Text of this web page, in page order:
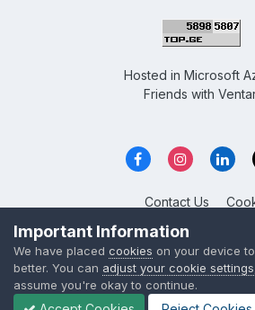
Hosted in Microsoft
Friends with
Contact Us
Overclockers GE
Powered by Invision
Important Information
We have placed cookies on your device
better. You can adjust your cookie settings
assume you're okay to continue.